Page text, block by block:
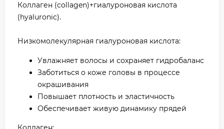
Коллаген (collagen)+гиалуроновая кислота
(hyaluronic).
Низкомолекулярная гиалуроновая кислота:
Увлажняет волосы и сохраняет гидробаланс
Заботиться о коже головы в процессе
окрашивания
Повышает плотность и эластичность
Обеспечивает живую динамику прядей